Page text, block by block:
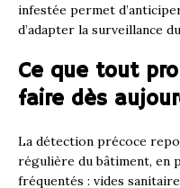
infestée permet
d’adapter la surveillance
Ce que tout
faire dès
La détection précoce
régulière du bâtiment, en
fréquentés : vides